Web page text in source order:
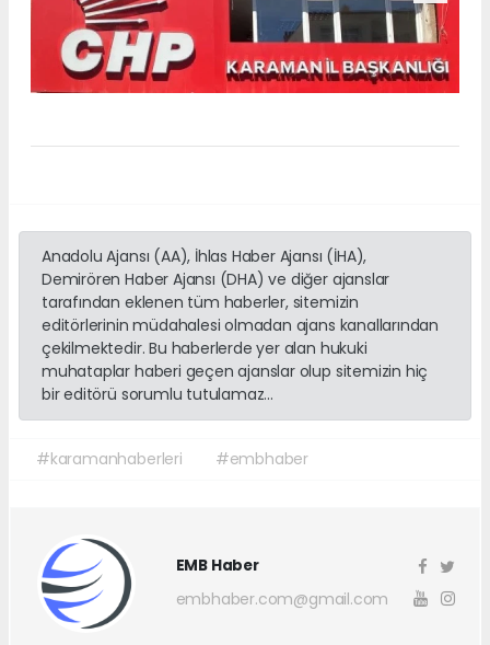
Anadolu Ajansı (AA), İhlas Haber Ajansı (İHA),
Demirören Haber Ajansı (DHA) ve diğer ajanslar
tarafından eklenen tüm haberler, sitemizin
editörlerinin müdahalesi olmadan ajans kanallarından
çekilmektedir. Bu haberlerde yer alan hukuki
muhataplar haberi geçen ajanslar olup sitemizin hiç
bir editörü sorumlu tutulamaz...
#karamanhaberleri #embhaber
EMB Haber
embhaber.com@gmail.com